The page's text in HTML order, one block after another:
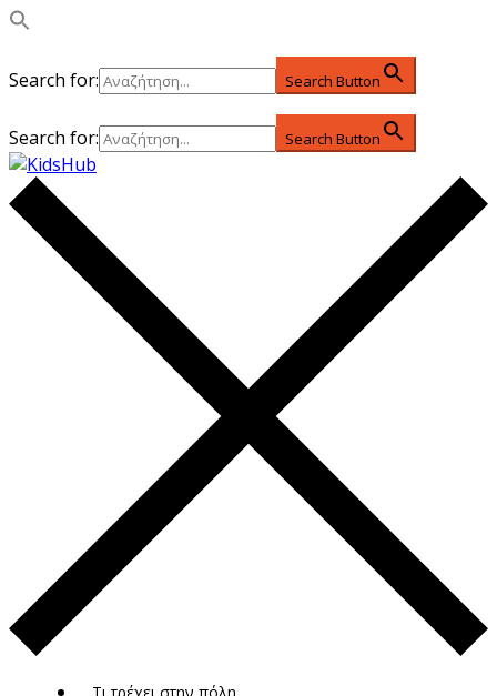
Search for: Search Button
Search for: Search Button